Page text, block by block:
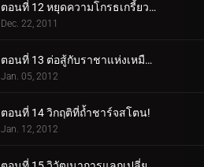
ตอนที่ 12 หยุดความโกรธเกรี้ยวแห่งตำนาน! (2)
Dec. 22, 2011
ตอนที่ 13 ต่อสู้กับราชาแห่งเหมือง!
Jan. 05, 2012
ตอนที่ 14 วิกฤติที่ถ้ำชาร์จสโตน!
Jan. 12, 2012